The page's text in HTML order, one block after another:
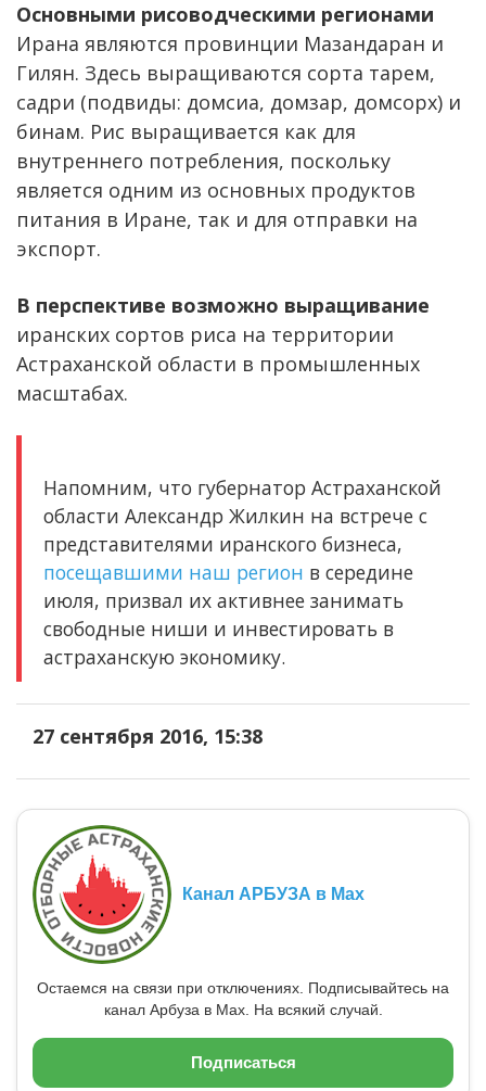
Основными рисоводческими регионами
Ирана являются провинции Мазандаран и
Гилян. Здесь выращиваются сорта тарем,
садри (подвиды: домсиа, домзар, домсорх) и
бинам. Рис выращивается как для
внутреннего потребления, поскольку
является одним из основных продуктов
питания в Иране, так и для отправки на
экспорт.
В перспективе возможно выращивание
иранских сортов риса на территории
Астраханской области в промышленных
масштабах.
Напомним, что губернатор Астраханской
области Александр Жилкин на встрече с
представителями иранского бизнеса,
посещавшими наш регион в середине
июля, призвал их активнее занимать
свободные ниши и инвестировать в
астраханскую экономику.
27 сентября 2016, 15:38
Канал АРБУЗА в Max
Остаемся на связи при отключениях. Подписывайтесь на
канал Арбуза в Max. На всякий случай.
Подписаться